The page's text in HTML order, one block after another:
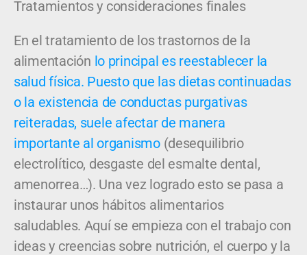
Tratamientos y consideraciones finales
En el tratamiento de los trastornos de la
alimentación lo principal es reestablecer la
salud física. Puesto que las dietas continuadas
o la existencia de conductas purgativas
reiteradas, suele afectar de manera
importante al organismo(desequilibrio
electrolítico, desgaste del esmalte dental,
amenorrea…). Una vez logrado esto se pasa a
instaurar unos hábitos alimentarios
saludables. Aquí se empieza con el trabajo con
ideas y creencias sobre nutrición, el cuerpo y la